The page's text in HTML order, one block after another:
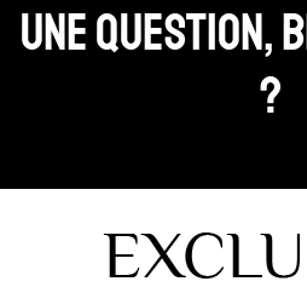
Une question,
?